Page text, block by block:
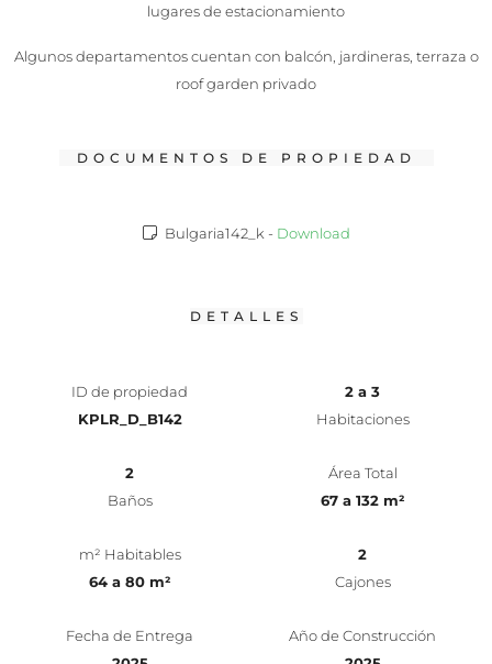
lugares de estacionamiento
Algunos departamentos cuentan con balcón, jardineras, terraza o
roof garden privado
DOCUMENTOS DE PROPIEDAD
Bulgaria142_k - Download
DETALLES
ID de propiedad
KPLR_D_B142
2 a 3
Habitaciones
2
Baños
Área Total
67 a 132 m²
m² Habitables
64 a 80 m²
2
Cajones
Fecha de Entrega
Año de Construcción